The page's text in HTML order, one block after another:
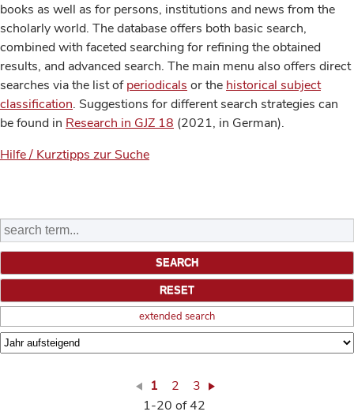
books as well as for persons, institutions and news from the
scholarly world. The database offers both basic search,
combined with faceted searching for refining the obtained
results, and advanced search. The main menu also offers direct
searches via the list ofperiodicals or the historical subject
classification. Suggestions for different search strategies can
be found in Research in GJZ 18 (2021, in German).
Hilfe / Kurztipps zur Suche
extended search
1 2
3
1-20 of 42